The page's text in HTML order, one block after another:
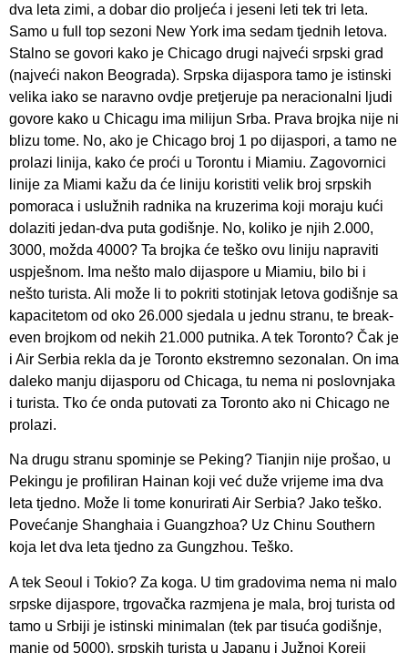
dva leta zimi, a dobar dio proljeća i jeseni leti tek tri leta.
Samo u full top sezoni New York ima sedam tjednih letova.
Stalno se govori kako je Chicago drugi najveći srpski grad
(najveći nakon Beograda). Srpska dijaspora tamo je istinski
velika iako se naravno ovdje pretjeruje pa neracionalni ljudi
govore kako u Chicagu ima milijun Srba. Prava brojka nije ni
blizu tome. No, ako je Chicago broj 1 po dijaspori, a tamo ne
prolazi linija, kako će proći u Torontu i Miamiu. Zagovornici
linije za Miami kažu da će liniju koristiti velik broj srpskih
pomoraca i uslužnih radnika na kruzerima koji moraju kući
dolaziti jedan-dva puta godišnje. No, koliko je njih 2.000,
3000, možda 4000? Ta brojka će teško ovu liniju napraviti
uspješnom. Ima nešto malo dijaspore u Miamiu, bilo bi i
nešto turista. Ali može li to pokriti stotinjak letova godišnje sa
kapacitetom od oko 26.000 sjedala u jednu stranu, te break-
even brojkom od nekih 21.000 putnika. A tek Toronto? Čak je
i Air Serbia rekla da je Toronto ekstremno sezonalan. On ima
daleko manju dijasporu od Chicaga, tu nema ni poslovnjaka
i turista. Tko će onda putovati za Toronto ako ni Chicago ne
prolazi.
Na drugu stranu spominje se Peking? Tianjin nije prošao, u
Pekingu je profiliran Hainan koji već duže vrijeme ima dva
leta tjedno. Može li tome konurirati Air Serbia? Jako teško.
Povećanje Shanghaia i Guangzhoa? Uz Chinu Southern
koja let dva leta tjedno za Gungzhou. Teško.
A tek Seoul i Tokio? Za koga. U tim gradovima nema ni malo
srpske dijaspore, trgovačka razmjena je mala, broj turista od
tamo u Srbiji je istinski minimalan (tek par tisuća godišnje,
manje od 5000), srpskih turista u Japanu i Južnoj Koreji